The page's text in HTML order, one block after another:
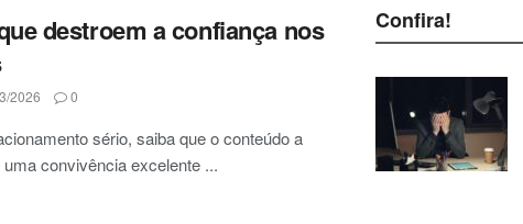
destroem a confiança nos
2026 0
sério, saiba que o conteúdo a
convivência excelente ...
Confira!